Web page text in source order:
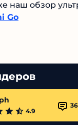
наш обзор
Go
4.9